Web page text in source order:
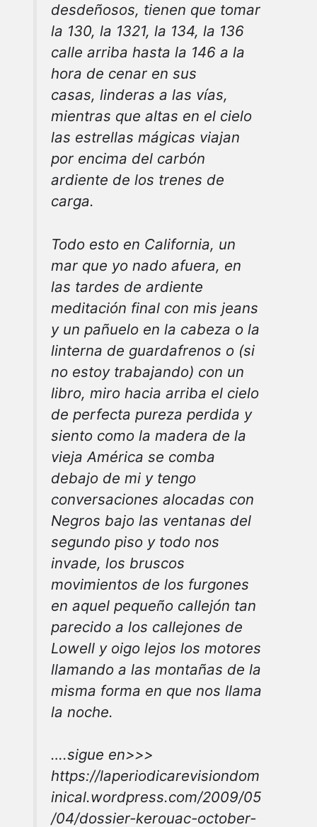
desdeñosos, tienen que tomar
la 130, la 1321, la 134, la 136
calle arriba hasta la 146 a la
hora de cenar en sus
casas, linderas a las vías,
mientras que altas en el cielo
las estrellas mágicas viajan
por encima del carbón
ardiente de los trenes de
carga.
Todo esto en California, un
mar que yo nado afuera, en
las tardes de ardiente
meditación final con mis jeans
y un pañuelo en la cabeza o la
linterna de guardafrenos o (si
no estoy trabajando) con un
libro, miro hacia arriba el cielo
de perfecta pureza perdida y
siento como la madera de la
vieja América se comba
debajo de mi y tengo
conversaciones alocadas con
Negros bajo las ventanas del
segundo piso y todo nos
invade, los bruscos
movimientos de los furgones
en aquel pequeño callejón tan
parecido a los callejones de
Lowell y oigo lejos los motores
llamando a las montañas de la
misma forma en que nos llama
la noche.
….sigue en>>>
https://laperiodicarevisiondom
inical.wordpress.com/2009/05
/04/dossier-kerouac-october-